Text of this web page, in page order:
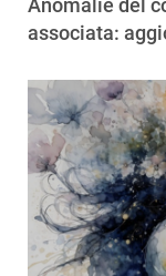
Anomalie del
associata: